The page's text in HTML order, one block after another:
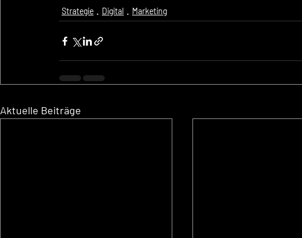
Strategie
Digital Marketing
Aktuelle Beiträge